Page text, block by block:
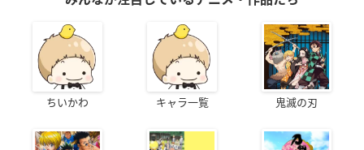
ちいかわ キャラ一覧 鬼滅の刃